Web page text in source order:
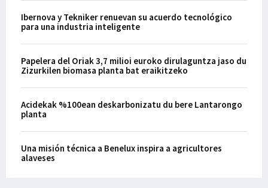
Ibernova y Tekniker renuevan su acuerdo tecnológico
para una industria inteligente
Papelera del Oriak 3,7 milioi euroko dirulaguntza jaso du
Zizurkilen biomasa planta bat eraikitzeko
Acidekak %100ean deskarbonizatu du bere Lantarongo
planta
Una misión técnica a Benelux inspira a agricultores
alaveses